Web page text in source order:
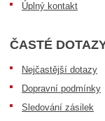
Úplný kontakt
ČASTÉ
Nejčastější dotazy
Dopravní podmínky
Sledování zásilek